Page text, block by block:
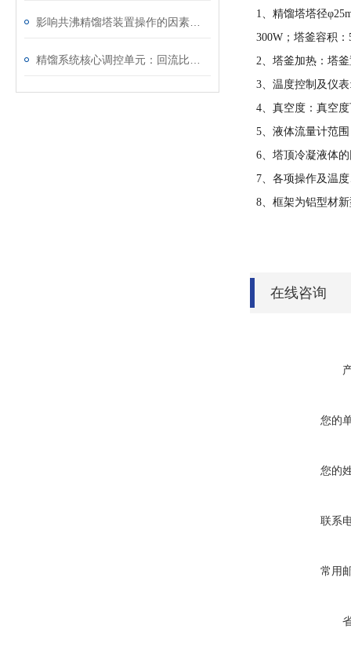
1、精馏塔塔径
300W；塔釜容积
2、塔釜加热：塔
3、温度控制及仪
4、真空度：真空度
5、液体流量计范
6、塔顶冷凝液体
7、各项操作及温
8、框架为铝型材
在线咨询
您的
您的
联系
常用